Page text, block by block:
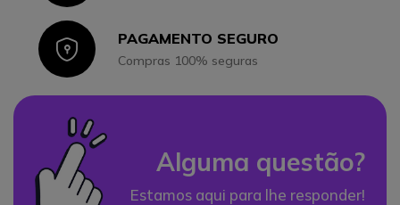
IconPAGAMENTO SEGURO
Compras 100% seguras
Alguma questão?
Estamos aqui para lhe responder!